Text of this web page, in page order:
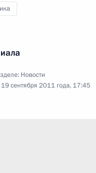
Новости
19 сентября 2011 года, 17:45